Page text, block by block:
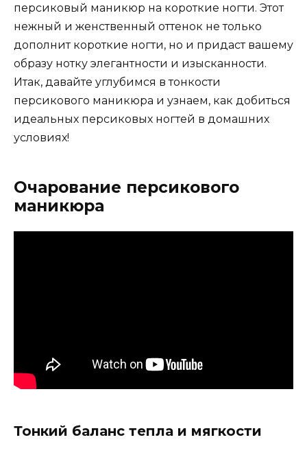
персиковый маникюр на короткие ногти. Этот
нежный и женственный оттенок не только
дополнит короткие ногти, но и придаст вашему
образу нотку элегантности и изысканности.
Итак, давайте углубимся в тонкости
персикового маникюра и узнаем, как добиться
идеальных персиковых ногтей в домашних
условиях!
Очарование персикового
маникюра
Тонкий баланс тепла и мягкости